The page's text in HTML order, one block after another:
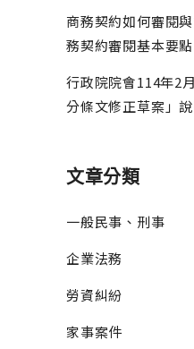
商務契約如何審閱
務契約審閱基本要點
行政院院會114年2
分條文修正草案」
文章分類
一般民事、刑事
企業法務
勞資糾紛
家事案件